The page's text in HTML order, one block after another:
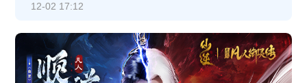
12-02 17:12